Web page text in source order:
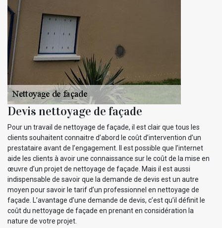
Devis nettoyage de façade
Pour un travail de nettoyage de façade, il est clair que tous les
clients souhaitent connaitre d’abord le coût d’intervention d’un
prestataire avant de l’engagement. Il est possible que l’internet
aide les clients à avoir une connaissance sur le coût de la mise en
œuvre d’un projet de nettoyage de façade. Mais il est aussi
indispensable de savoir que la demande de devis est un autre
moyen pour savoir le tarif d’un professionnel en nettoyage de
façade. L’avantage d’une demande de devis, c’est qu’il définit le
coût du nettoyage de façade en prenant en considération la
nature de votre projet.